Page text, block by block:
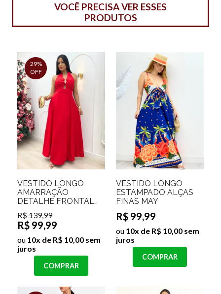
VOCÊ PRECISA VER ESSES
PRODUTOS
29%
OFF
VESTIDO LONGO
AMARRAÇÃO
DETALHE FRONTAL
SCARLETT
R$ 139,99
R$ 99,99
ou 10x de R$ 10,00 sem
juros
COMPRAR
VESTIDO LONGO
ESTAMPADO ALÇAS
FINAS MAY
R$ 99,99
ou 10x de R$ 10,00 sem
juros
COMPRAR